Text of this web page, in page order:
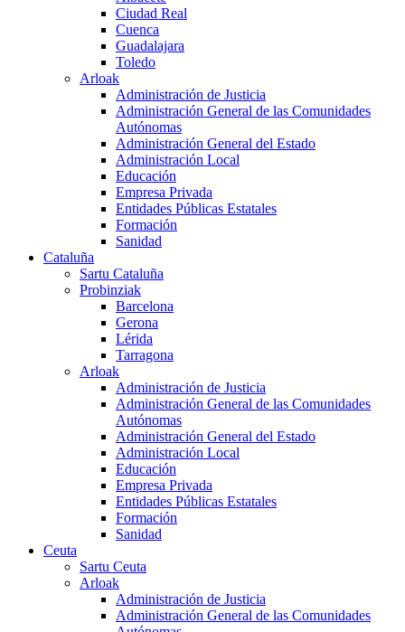
Ciudad Real
Cuenca
Guadalajara
Toledo
Arloak
Administración de Justicia
Administración General de las Comunidades
Autónomas
Administración General del Estado
Administración Local
Educación
Empresa Privada
Entidades Públicas Estatales
Formación
Sanidad
Cataluña
Sartu Cataluña
Probinziak
Barcelona
Gerona
Lérida
Tarragona
Arloak
Administración de Justicia
Administración General de las Comunidades
Autónomas
Administración General del Estado
Administración Local
Educación
Empresa Privada
Entidades Públicas Estatales
Formación
Sanidad
Ceuta
Sartu Ceuta
Arloak
Administración de Justicia
Administración General de las Comunidades